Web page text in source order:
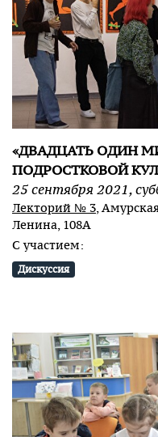
«ДВАДЦАТЬ ОДИН
ПОДРОСТКОВОЙ
25сентября 2021,
Лекторий № 3,
Ленина, 108А
С участием:
Дискуссия